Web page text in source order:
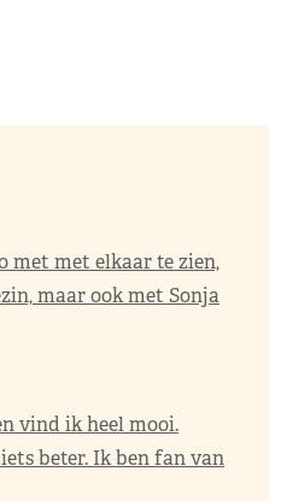
met met elkaar te zien,
maar ook met Sonja
vind ik heel mooi.
beter. Ik ben fan van